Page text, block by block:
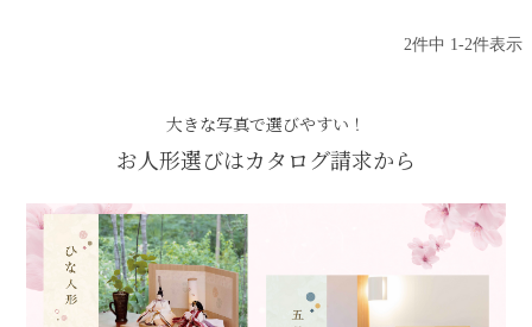
2件中 1-2件表示
大きな写真で選びやすい！
お人形選びはカタログ請求から